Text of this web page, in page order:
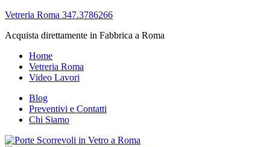
Vetreria Roma 347.3786266
Acquista direttamente in Fabbrica a Roma
Home
Vetreria Roma
Video Lavori
Blog
Preventivi e Contatti
Chi Siamo